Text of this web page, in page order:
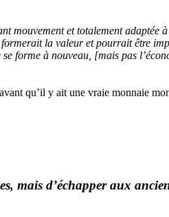
mouvement et totalement adaptée
formerait la valeuret pourrait être
forme à nouveau, [mais pas
qu’il y ait une vraie monnaie
mais d’échapper aux